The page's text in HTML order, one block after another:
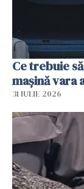
Ce trebuie
mașină vara
31 IULIE 2026